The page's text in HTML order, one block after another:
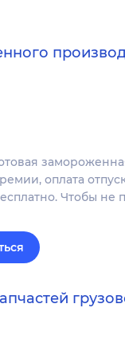
оплата
Чтобы не